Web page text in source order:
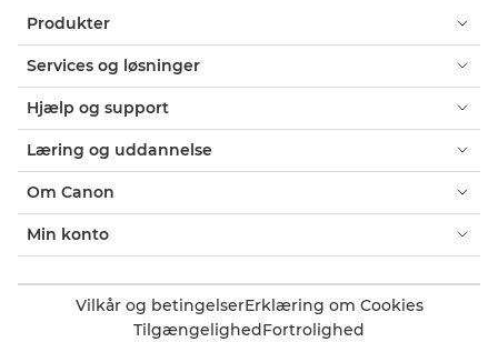
Produkter
Services og løsninger
Hjælp og support
Læring og uddannelse
Om Canon
Min konto
Vilkår og betingelserErklæring om Cookies
TilgængelighedFortrolighed